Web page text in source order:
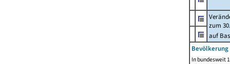
zum
auf
Bevölkerung
In bundesweit